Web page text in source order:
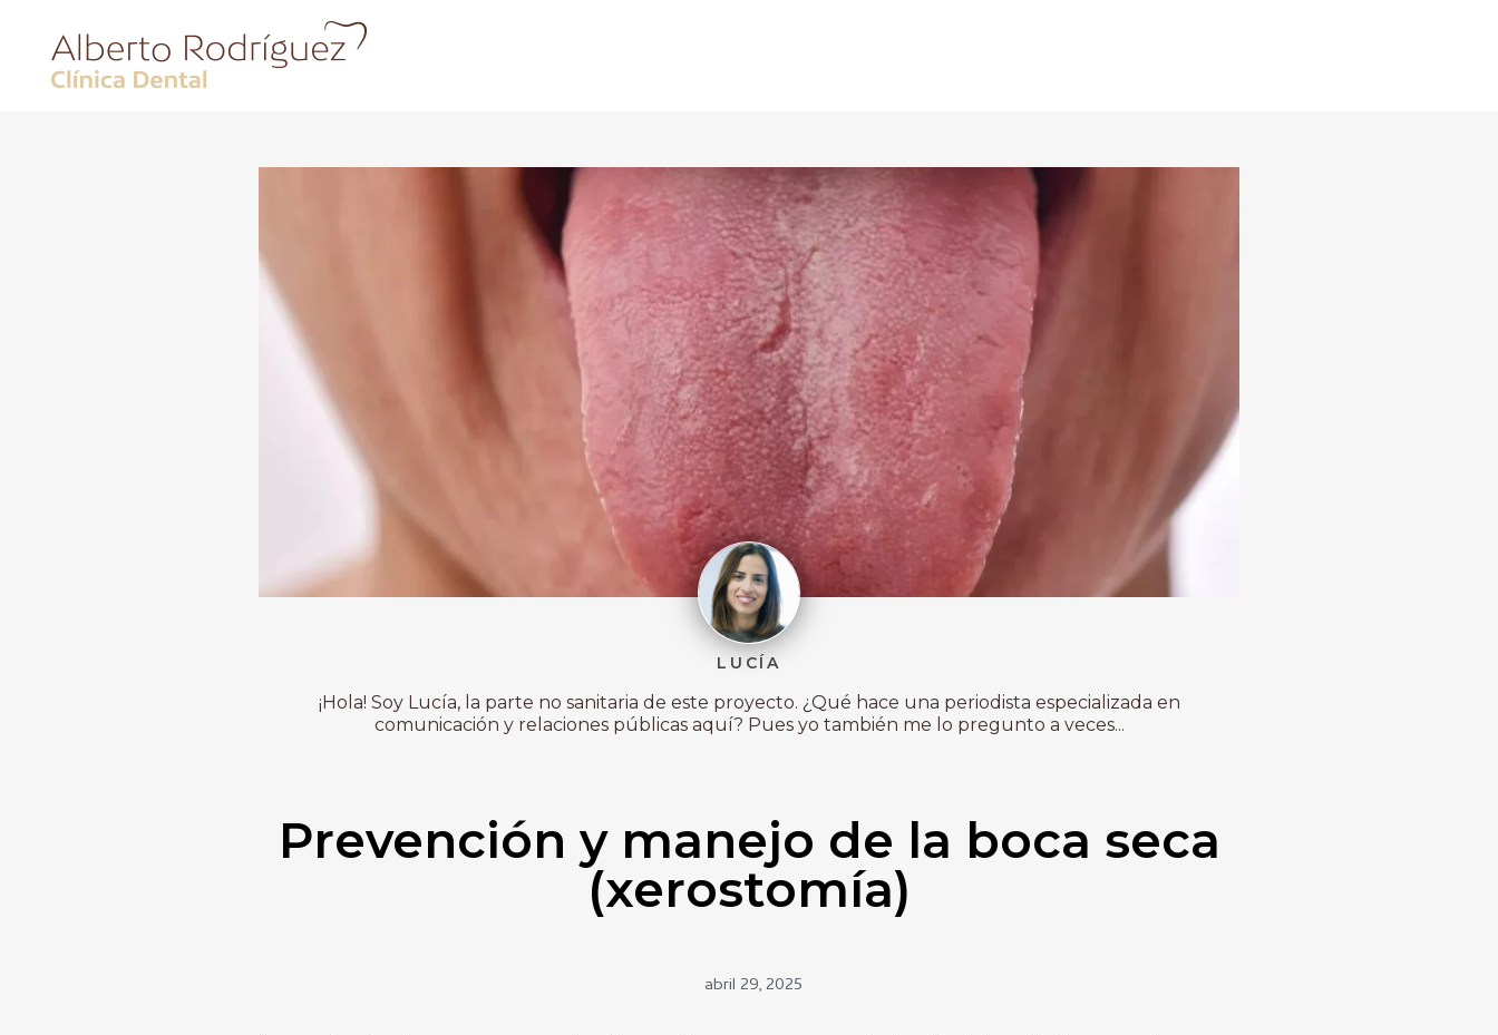
LUCÍA
¡Hola! Soy Lucía, la parte no sanitaria de este proyecto. ¿Qué hace una periodista especializada en
comunicación y relaciones públicas aquí? Pues yo también me lo pregunto a veces...
Prevención y manejo de la boca seca
(xerostomía)
abril 29, 2025